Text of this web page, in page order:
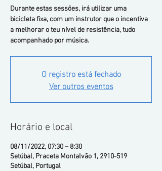
Durante estas sessões, irá utilizar uma
bicicleta fixa, com um instrutor que o incentiva
a melhorar o teu nível de resistência, tudo
acompanhado por música.
O registro está fechado
Ver outros eventos
Horário e local
08/11/2022, 07:30 – 8:30
Setúbal, Praceta Montalvão 1, 2910-519
Setúbal, Portugal